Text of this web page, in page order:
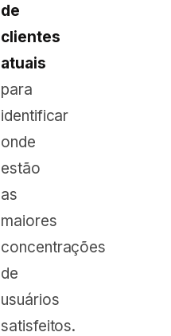
de
clientes
atuais
para
identificar
onde
estão
as
maiores
concentrações
de
usuários
satisfeitos.